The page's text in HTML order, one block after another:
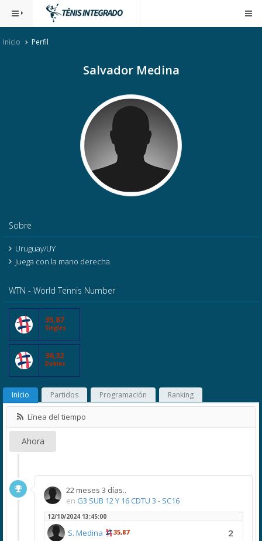
Inicio Perfil
Salvador Medina
Sobre
Uruguay/UY
Juega con la mano derecha.
WTN - World Tennis Number
35,87
Singles
36,32
Dobles
Início Partidos Programación Ranking
Línea del tiempo
Ahora
22 meses 3 días..
en G3 SUB 12 Y 16 CDTU 3 - SC16
12/10/2024 13:45:00
S. Medina 35,87 2